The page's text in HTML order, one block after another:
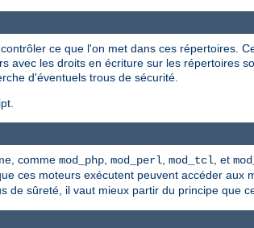
ce que l'on met dans ces répertoires.
avec les droits en écriture sur les répertoires
d'éventuels trous de sécurité.
comme mod_php, mod_perl, mod_tcl, et
ces moteurs exécutent peuvent accéder aux
de sûreté, il vaut mieux partir du principe que